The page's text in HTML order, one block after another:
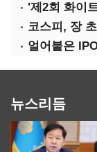
'제2회 화이
코스피, 장
뉴스리듬